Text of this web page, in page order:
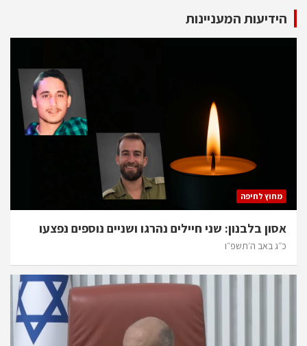
הידיעות המעניינות
מחוץ לחיפה
אסון בלבנון: שני חיילים נהרגו ושניים נוספים נפצעו
כ״ג באב ה׳תשפ״ו